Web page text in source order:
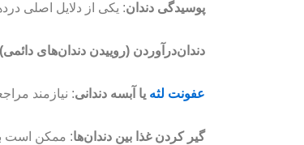
پوسیدگی دندان: یکی از دلایل اصلی
دندان‌درآوردن (روییدن دندان‌های دائمی)
عفونت لثه یا آبسه دندانی: نیازمند
گیر کردن غذا بین دندان‌ها: ممکن است